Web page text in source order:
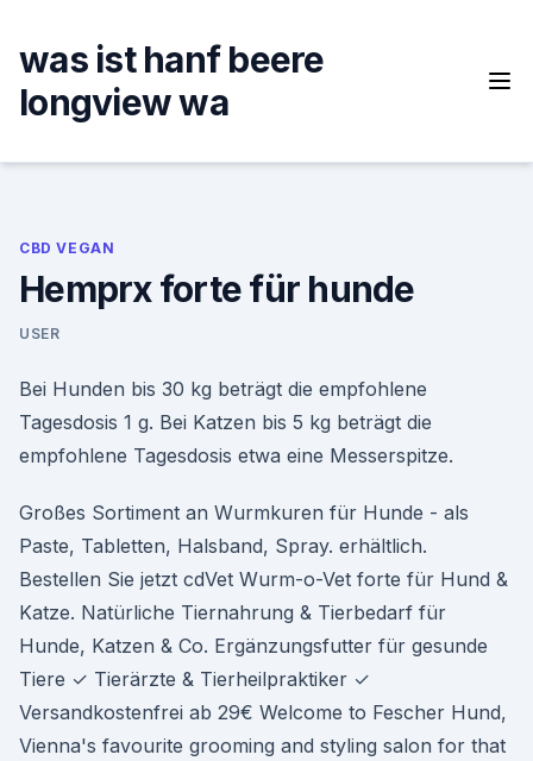
content
was ist hanf beere
longview wa
CBD VEGAN
Hemprx forte für hunde
USER
Bei Hunden bis 30 kg beträgt die empfohlene
Tagesdosis 1 g. Bei Katzen bis 5 kg beträgt die
empfohlene Tagesdosis etwa eine Messerspitze.
Großes Sortiment an Wurmkuren für Hunde - als
Paste, Tabletten, Halsband, Spray. erhältlich.
Bestellen Sie jetzt cdVet Wurm-o-Vet forte für Hund &
Katze. Natürliche Tiernahrung & Tierbedarf für
Hunde, Katzen & Co. Ergänzungsfutter für gesunde
Tiere ✓ Tierärzte & Tierheilpraktiker ✓
Versandkostenfrei ab 29€ Welcome to Fescher Hund,
Vienna's favourite grooming and styling salon for that